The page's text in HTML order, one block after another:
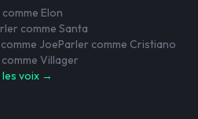
Elon
comme Santa
JoeParler comme Cristiano
Villager
les voix →